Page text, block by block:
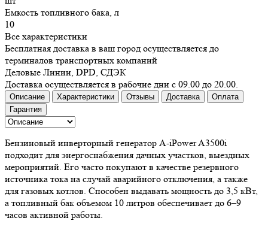
Емкость топливного бака, л
10
Все характеристики
Бесплатная доставка в ваш город осуществляется до
терминалов транспортных компаний
Деловые Линии, DPD, СДЭК
Доставка осуществляется в рабочие дни с 09.00 до 20.00.
Описание Характеристики Отзывы Доставка
Оплата
Гарантия
Бензиновый инверторный генератор A-iPower A3500i
подходит для энергоснабжения дачных участков, выездных
мероприятий. Его часто покупают в качестве резервного
источника тока на случай аварийного отключения, а также
для газовых котлов. Способен выдавать мощность до 3,5 кВт,
а топливный бак объемом 10 литров обеспечивает до 6–9
часов активной работы.